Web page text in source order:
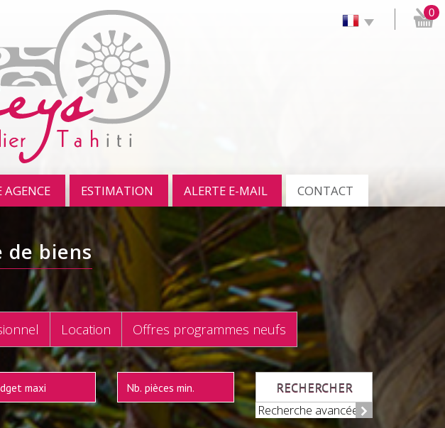
0
AGENCE ESTIMATION ALERTE E-MAIL CONTACT
de biens
Location Offres programmes neufs
RECHERCHER
Recherche avancée